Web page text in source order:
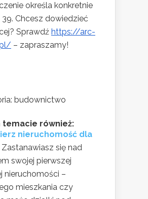
określa konkretnie
39. Chcesz dowiedzieć
Sprawdź https://arc-
– zapraszamy!
budownictwo
temacie również:
nieruchomość dla
Zastanawiasz się nad
swojej pierwszej
nieruchomości –
mieszkania czy